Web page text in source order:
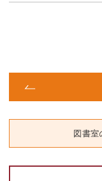
図書室